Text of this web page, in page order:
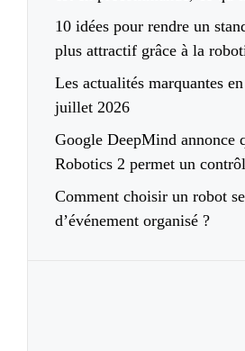
10 idées pour rendre un
plus attractif grâce à la
Les actualités marquantes
juillet 2026
Google DeepMind annonce
Robotics 2 permet un
Comment choisir un robot
d’événement organisé ?